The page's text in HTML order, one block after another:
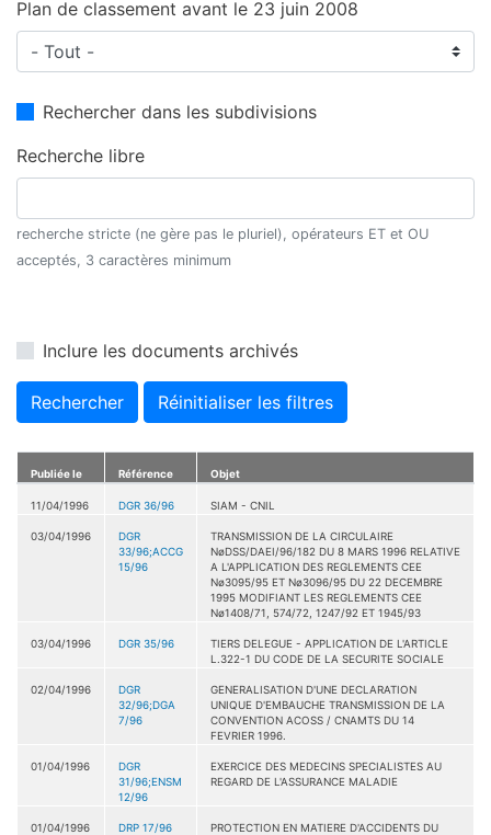
Plan de classement avant le 23 juin 2008
Rechercher dans les subdivisions
Recherche libre
recherche stricte (ne gère pas le pluriel), opérateurs ET et OU
acceptés, 3 caractères minimum
Inclure les documents archivés
Rechercher Réinitialiser les filtres
Publiée le Référence Objet
11/04/1996 DGR 36/96 SIAM - CNIL
03/04/1996
DGR
33/96;ACCG
15/96
TRANSMISSION DE LA CIRCULAIRE
NøDSS/DAEI/96/182 DU 8 MARS 1996 RELATIVE
A L'APPLICATION DES REGLEMENTS CEE
Nø3095/95 ET Nø3096/95 DU 22 DECEMBRE
1995 MODIFIANT LES REGLEMENTS CEE
Nø1408/71, 574/72, 1247/92 ET 1945/93
03/04/1996 DGR 35/96
TIERS DELEGUE - APPLICATION DE L'ARTICLE
L.322-1 DU CODE DE LA SECURITE SOCIALE
02/04/1996
DGR
32/96;DGA
7/96
GENERALISATION D'UNE DECLARATION
UNIQUE D'EMBAUCHE TRANSMISSION DE LA
CONVENTION ACOSS / CNAMTS DU 14
FEVRIER 1996.
01/04/1996
DGR
31/96;ENSM
12/96
EXERCICE DES MEDECINS SPECIALISTES AU
REGARD DE L'ASSURANCE MALADIE
01/04/1996 DRP 17/96
PROTECTION EN MATIERE D'ACCIDENTS DU